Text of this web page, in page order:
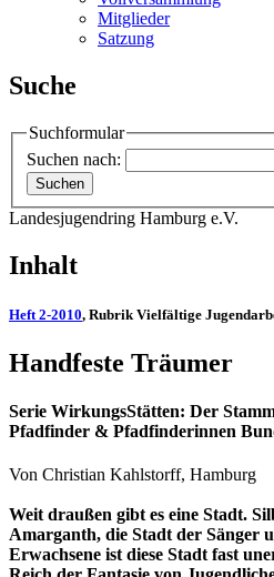
Mitglieder
Satzung
Suche
Suchformular
Suchen nach:
Landesjugendring Hamburg e.V.
Inhalt
Heft 2-2010, Rubrik Vielfältige
Handfeste Träumer
Serie WirkungsStätten: Der
Pfadfinder & Pfadfinderinnen
Von Christian Kahlstorff, Hamburg
Weit draußen gibt es eine Stadt.
Amarganth, die Stadt der Sänger
Erwachsene ist diese Stadt fast